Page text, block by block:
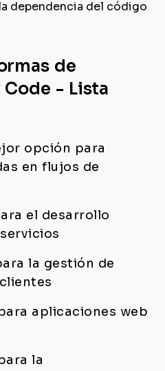
dependencia del código
de
Code - Lista
opción para
en flujos de
el desarrollo
la gestión de
aplicaciones web
la